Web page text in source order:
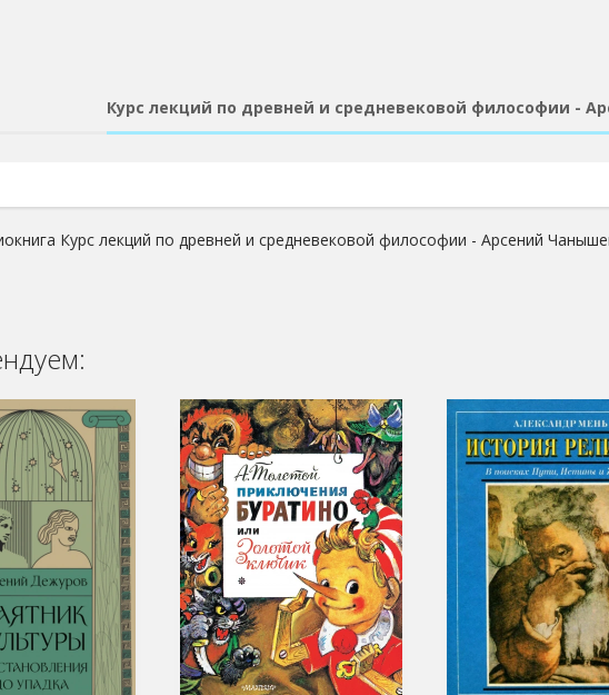
Курс лекций по древней и средневековой философии -
Курс лекций по древней и средневековой философии - Арсений